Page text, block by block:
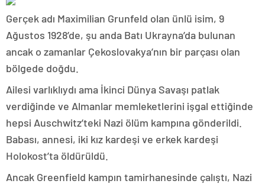
Gerçek adı Maximilian Grunfeld olan ünlü isim, 9
Ağustos 1928’de, şu anda Batı Ukrayna’da bulunan
ancak o zamanlar Çekoslovakya’nın bir parçası olan
bölgede doğdu.
Ailesi varlıklıydı ama İkinci Dünya Savaşı patlak
verdiğinde ve Almanlar memleketlerini işgal ettiğinde
hepsi Auschwitz’teki Nazi ölüm kampına gönderildi.
Babası, annesi, iki kız kardeşi ve erkek kardeşi
Holokost’ta öldürüldü.
Ancak Greenfield kampın tamirhanesinde çalıştı, Nazi